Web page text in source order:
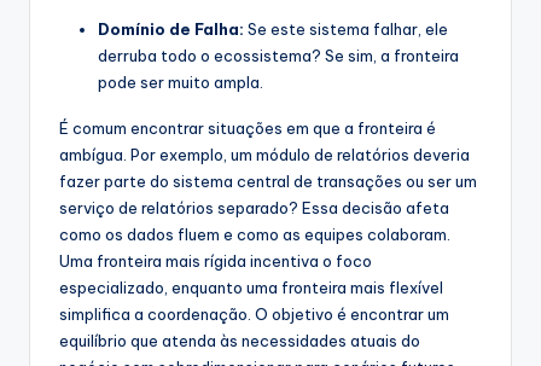
Domínio de Falha: Se este sistema falhar, ele
derruba todo o ecossistema? Se sim, a fronteira
pode ser muito ampla.
É comum encontrar situações em que a fronteira é
ambígua. Por exemplo, um módulo de relatórios deveria
fazer parte do sistema central de transações ou ser um
serviço de relatórios separado? Essa decisão afeta
como os dados fluem e como as equipes colaboram.
Uma fronteira mais rígida incentiva o foco
especializado, enquanto uma fronteira mais flexível
simplifica a coordenação. O objetivo é encontrar um
equilíbrio que atenda às necessidades atuais do